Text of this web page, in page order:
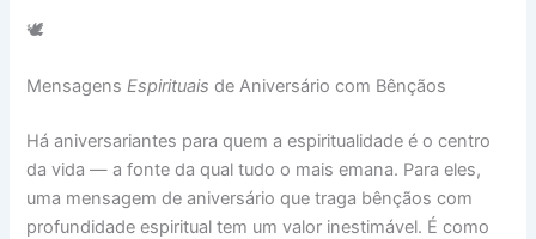
🕊️
MensagensEspirituais de Aniversário com Bênçãos
Há aniversariantes para quem a espiritualidade é o centro
da vida — a fonte da qual tudo o mais emana. Para eles,
uma mensagem de aniversário que traga bênçãos com
profundidade espiritual tem um valor inestimável. É como